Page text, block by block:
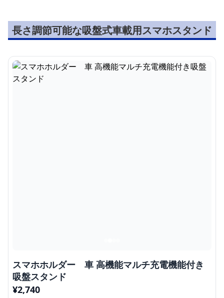
長さ調節可能な吸盤式車載用スマホスタンド
スマホホルダー 車 高機能マルチ充電機能付き
吸盤スタンド
¥2,740